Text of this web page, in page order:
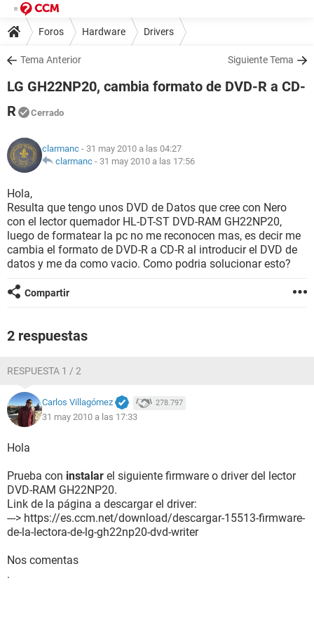
Foros Hardware Drivers
Tema Anterior Siguiente Tema
LG GH22NP20, cambia formato de DVD-R a CD-
R
Cerrado
clarmanc - 31 may 2010 a las 04:27
clarmanc - 31 may 2010 a las 17:56
Hola,
Resulta que tengo unos DVD de Datos que cree con Nero
con el lector quemador HL-DT-ST DVD-RAM GH22NP20,
luego de formatear la pc no me reconocen mas, es decir me
cambia el formato de DVD-R a CD-R al introducir el DVD de
datos y me da como vacio. Como podria solucionar esto?
Compartir
2 respuestas
RESPUESTA 1 / 2
Carlos Villagómez 278.797
31 may 2010 a las 17:33
Hola
Prueba con instalar el siguiente firmware o driver del lector
DVD-RAM GH22NP20.
Link de la página a descargar el driver:
---> https://es.ccm.net/download/descargar-15513-firmware-
de-la-lectora-de-lg-gh22np20-dvd-writer
Nos comentas
.